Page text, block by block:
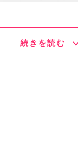
続きを読む